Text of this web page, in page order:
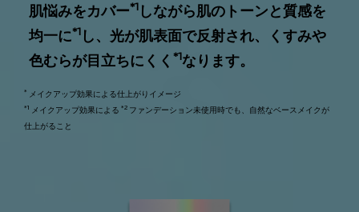
肌悩みをカバー*1 しながら肌のトーンと質感を
均一に*1 し、光が肌表面で反射され、くすみや
色むらが目立ちにくく *1 なります。
* メイクアップ効果による仕上がりイメージ
*1 メイクアップ効果による *2 ファンデーション未使用時でも、自然なベースメイクが
仕上がること